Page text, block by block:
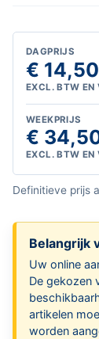
DAGPRIJS
€ 14,50
EXCL. BTW EN
WEEKPRIJS
€
EXCL. BTW EN
Definitieve prijs
Belangrijk
Uw online
De gekozen
artikelen
worden